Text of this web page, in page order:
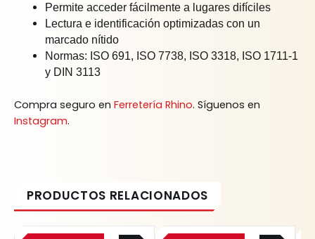
Permite acceder fácilmente a lugares difíciles
Lectura e identificación optimizadas con un
marcado nítido
Normas: ISO 691, ISO 7738, ISO 3318, ISO 1711-1
y DIN 3113
Compra seguro en Ferretería Rhino. Síguenos en
Instagram.
Original
Current
Original
Current